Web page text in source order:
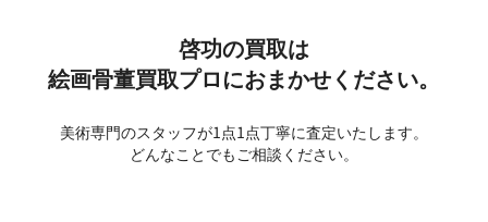
啓功の買取は
絵画骨董買取プロにおまかせください。
美術専門のスタッフが1点1点丁寧に査定いたします。
どんなことでもご相談ください。